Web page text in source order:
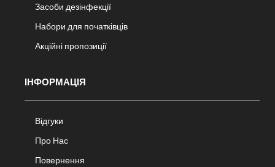
Засоби дезінфекції
Набори для початківців
Акційні пропозиції
ІНФОРМАЦІЯ
Відгуки
Про Нас
Повернення